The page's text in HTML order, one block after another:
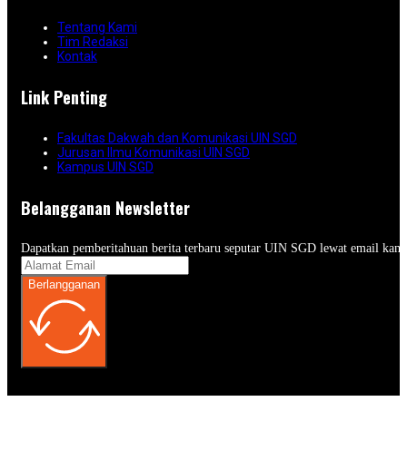
Tentang Kami
Tim Redaksi
Kontak
Link Penting
Fakultas Dakwah dan Komunikasi UIN SGD
Jurusan Ilmu Komunikasi UIN SGD
Kampus UIN SGD
Belangganan Newsletter
Dapatkan pemberitahuan berita terbaru seputar UIN SGD lewat email
Berlangganan